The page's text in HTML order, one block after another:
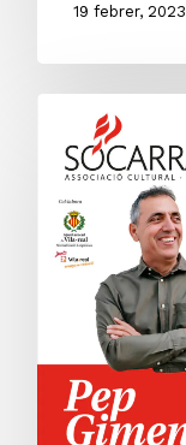
19 febrer, 2023